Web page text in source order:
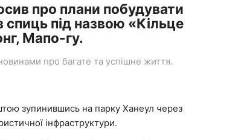
про плани побудувати
спиць під назвою «Кільце
Мапо-гу.
про багате та успішне життя.
зупинившись на парку Ханеул через
інфраструктури.